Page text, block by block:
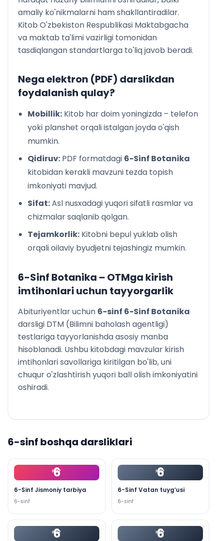
amaliy ko'nikmalarni ham shakllantiradilar.
Kitob O'zbekiston Respublikasi Maktabgacha
va maktab ta'limi vazirligi tomonidan
tasdiqlangan standartlarga to'liq javob beradi.
Nega elektron (PDF) darslikdan
foydalanish qulay?
Mobillik: Kitob har doim yoningizda – telefon
yoki planshet orqali istalgan joyda o'qish
mumkin.
Qidiruv: PDF formatdagi 6-Sinf Botanika
kitobidan kerakli mavzuni tezda topish
imkoniyati mavjud.
Sifat:Asl nusxadagi yuqori sifatli rasmlar va
chizmalar saqlanib qolgan.
Tejamkorlik: Kitobni bepul yuklab olish
orqali oilaviy byudjetni tejashingiz mumkin.
6-Sinf Botanika – OTMga kirish
imtihonlari uchun tayyorgarlik
Abituriyentlar uchun 6-sinf 6-Sinf Botanika
darsligi DTM (Bilimni baholash agentligi)
testlariga tayyorlanishda asosiy manba
hisoblanadi. Ushbu kitobdagi mavzular kirish
imtihonlari savollariga kiritilgan bo'lib, uni
chuqur o'zlashtirish yuqori ball olish imkoniyatini
oshiradi.
6-sinf boshqa darsliklari
6
PDF
6-Sinf Jismoniy tarbiya
6-sinf
6
PDF
6-Sinf Vatan tuyg‘usi
6-sinf
6
PDF 6
PDF